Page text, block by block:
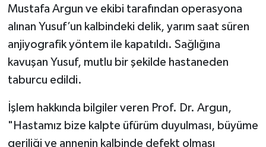
Mustafa Argun ve ekibi tarafından operasyona
alınan Yusuf’un kalbindeki delik, yarım saat süren
anjiyografik yöntem ile kapatıldı. Sağlığına
kavuşan Yusuf, mutlu bir şekilde hastaneden
taburcu edildi.
İşlem hakkında bilgiler veren Prof. Dr. Argun,
"Hastamız bize kalpte üfürüm duyulması, büyüme
geriliği ve annenin kalbinde defekt olması